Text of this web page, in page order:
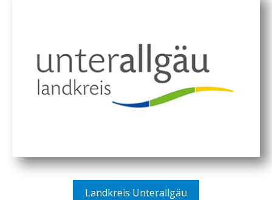
Landkreis Unterallgäu